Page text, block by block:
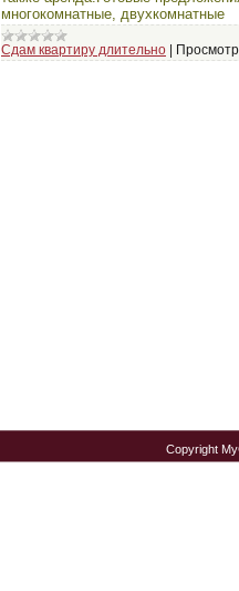
многокомнатные, двухкомнатные
Сдам квартиру длительно |
Copyright